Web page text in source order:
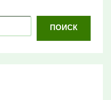
ПОИСК